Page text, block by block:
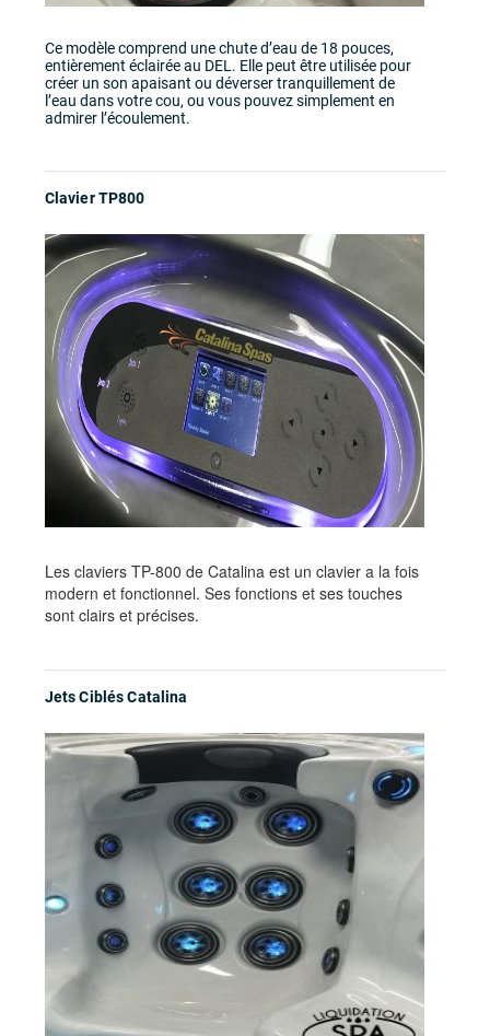
Ce modèle comprend une chute d’eau de 18 pouces,
entièrement éclairée au DEL. Elle peut être utilisée pour
créer un son apaisant ou déverser tranquillement de
l’eau dans votre cou, ou vous pouvez simplement en
admirer l’écoulement.
Clavier TP800
Les claviers TP-800 de Catalina est un clavier a la fois
modern et fonctionnel. Ses fonctions et ses touches
sont clairs et précises.
Jets Ciblés Catalina